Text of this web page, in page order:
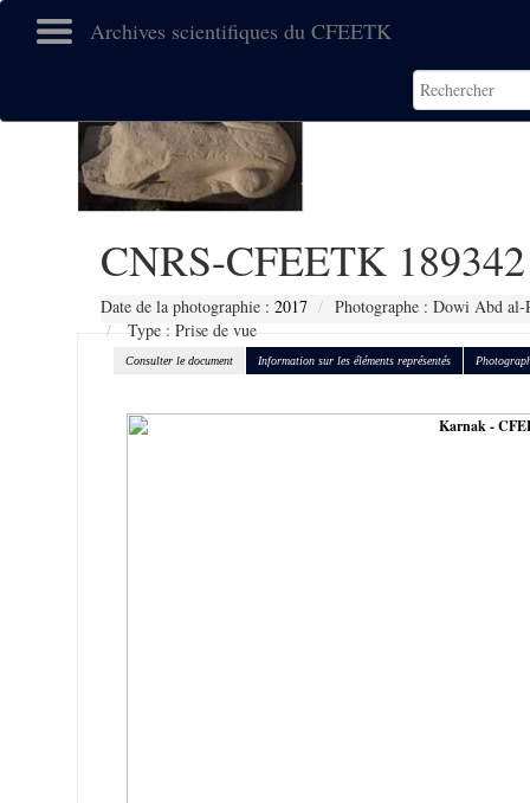
Archives scientifiques du CFEETK
CNRS-CFEETK 189342
Date de la photographie : 2017
Photographe : Dowi Abd
Type : Prise de vue
Consulter le document Information sur les éléments représentés